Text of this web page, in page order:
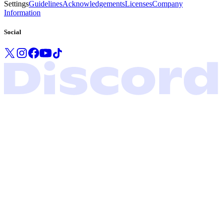
SettingsGuidelinesAcknowledgementsLicensesCompany
Information
Social